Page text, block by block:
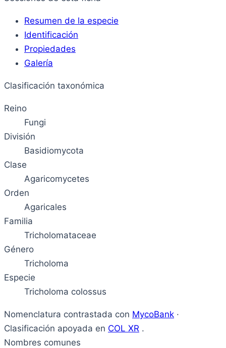
Resumen de la especie
Identificación
Propiedades
Galería
Clasificación taxonómica
Reino
Fungi
División
Basidiomycota
Clase
Agaricomycetes
Orden
Agaricales
Familia
Tricholomataceae
Género
Tricholoma
Especie
Tricholoma colossus
Nomenclatura contrastada con MycoBank ·
Clasificación apoyada en COL XR .
Nombres comunes